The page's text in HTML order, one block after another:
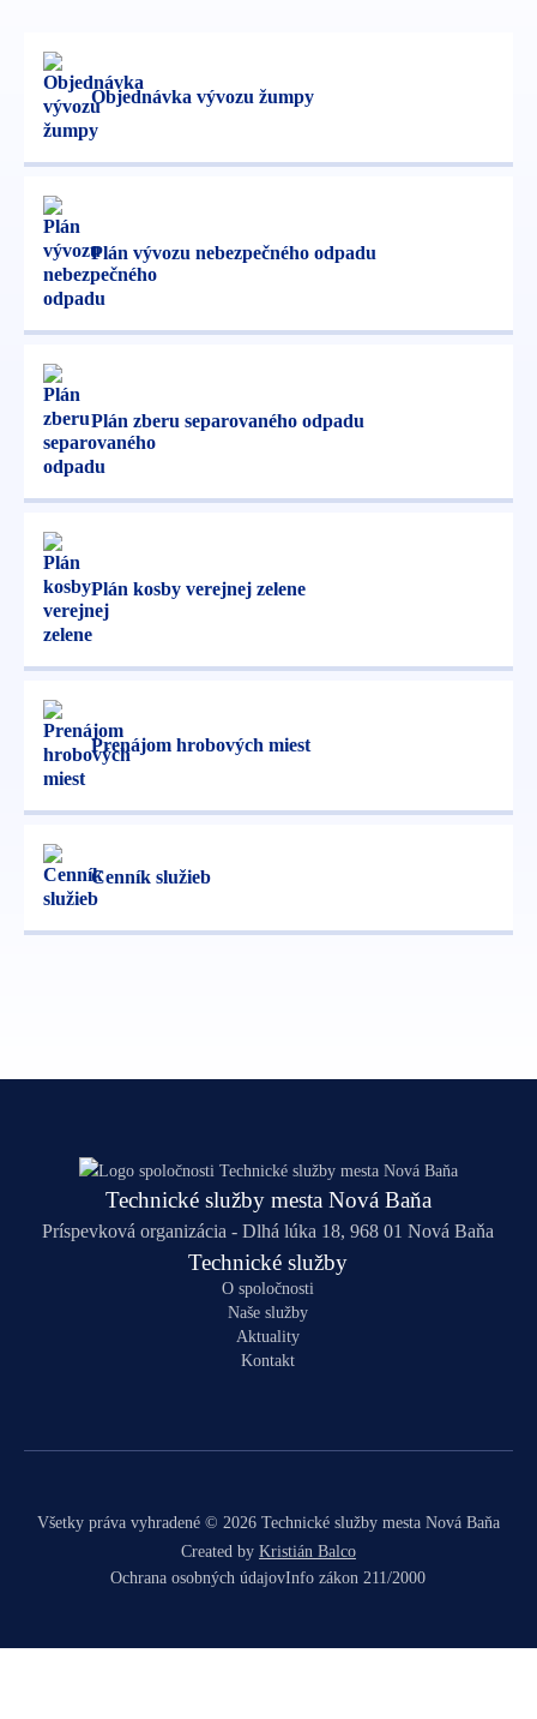
Objednávka vývozu žumpy
Plán vývozu nebezpečného odpadu
Plán zberu separovaného odpadu
Plán kosby verejnej zelene
Prenájom hrobových miest
Cenník služieb
Technické služby mesta Nová Baňa
Príspevková organizácia - Dlhá lúka 18, 968 01 Nová Baňa
Technické služby
O spoločnosti
Naše služby
Aktuality
Kontakt
Všetky práva vyhradené © 2026 Technické služby mesta Nová Baňa
Created by Kristián Balco
Ochrana osobných údajovInfo zákon 211/2000